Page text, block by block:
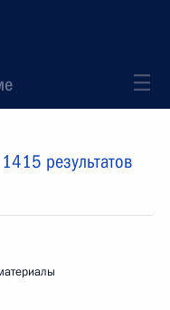
1415 результатов